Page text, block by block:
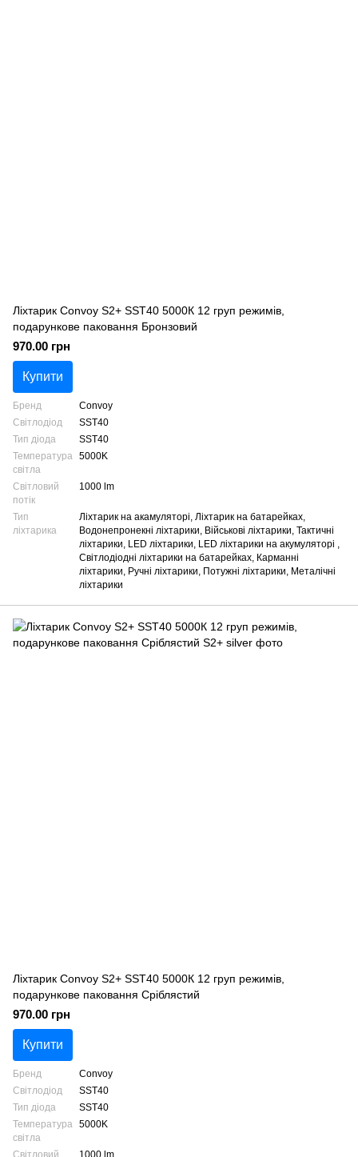
Ліхтарик Convoy S2+ SST40 5000К 12 груп режимів,
подарункове паковання Бронзовий
970.00 грн
Купити
Бренд
Convoy
Світлодіод
SST40
Тип діода
SST40
Температура
світла
5000K
Світловий
потік
1000 lm
Тип
ліхтарика
Ліхтарик на акамуляторі, Ліхтарик на батарейках,
Водонепронекні ліхтарики, Військові ліхтарики, Тактичні
ліхтарики, LED ліхтарики, LED ліхтарики на акумуляторі ,
Світлодіодні ліхтарики на батарейках, Карманні
ліхтарики, Ручні ліхтарики, Потужні ліхтарики, Металічні
ліхтарики
Ліхтарик Convoy S2+ SST40 5000К 12 груп режимів,
подарункове паковання Сріблястий
970.00 грн
Купити
Бренд
Convoy
Світлодіод
SST40
Тип діода
SST40
Температура
світла
5000K
Світловий 1000 lm